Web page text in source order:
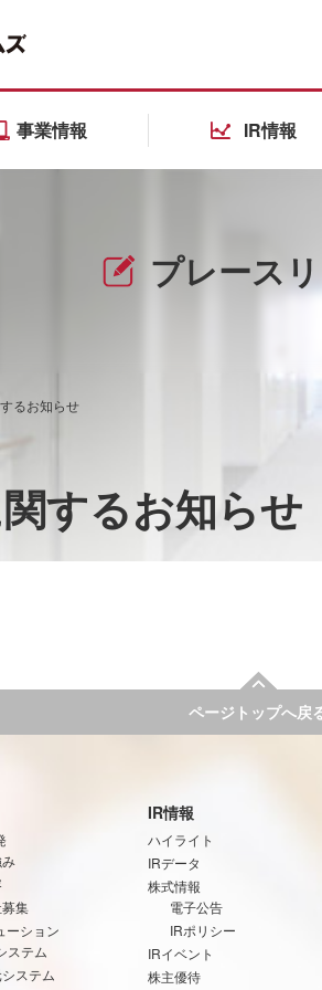
事業情報 IR情報
プレース
るお知らせ
するお知らせ
ページトップへ戻
集
ーション
ステム
ステム
IR情報
ハイライト
IRデータ
株式情報
電子公告
IRポリシー
IRイベント
株主優待